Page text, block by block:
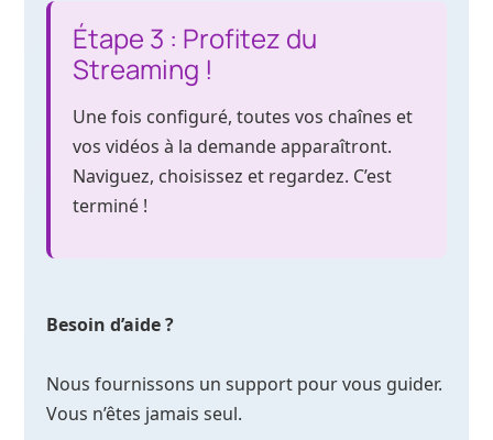
Étape 3 : Profitez du
Streaming !
Une fois configuré, toutes vos chaînes et
vos vidéos à la demande apparaîtront.
Naviguez, choisissez et regardez. C’est
terminé !
Besoin d’aide ?
Nous fournissons un support pour vous guider.
Vous n’êtes jamais seul.